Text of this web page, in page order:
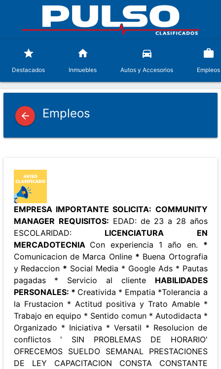
star
Destacados
home
Inmuebles
directions_car
Autos y Accesorios
work
Empleos
arrow_back Empleos
EMPRESA IMPORTANTE SOLICITA: COMMUNITY
MANAGER REQUISITOS: EDAD: de 23 a 28 años
ESCOLARIDAD: LICENCIATURA EN
MERCADOTECNIA Con experiencia 1 año en. *
Comunicacion de Marca Online * Buena Ortografia
y Redaccion * Social Media * Google Ads * Pautas
pagadas * Servicio al cliente HABILIDADES
PERSONALES: * Creativida * Empatia *Tolerancia a
la Frustacion * Actitud positiva y Trato Amable *
Trabajo en equipo * Sentido comun * Autodidacta *
Organizado * Iniciativa * Versatil * Resolucion de
conflictos ' SIN PROBLEMAS DE HORARIO'
OFRECEMOS SUELDO SEMANAL PRESTACIONES
DE LEY CAPACITACION CONSTA CONSTANTE